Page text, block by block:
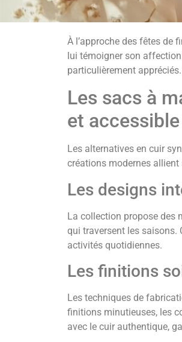
À l’approche des fêtes de
lui témoigner son
particulièrement appréciés.
Les sacs à
et accessible
Les alternatives en cuir
créations modernes allient
Les designs
La collection propose des
qui traversent les saisons.
activités quotidiennes.
Les finitions
Les techniques de
finitions minutieuses, les
avec le cuir authentique,